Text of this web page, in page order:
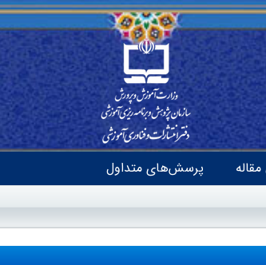
پرسش‌های متداول